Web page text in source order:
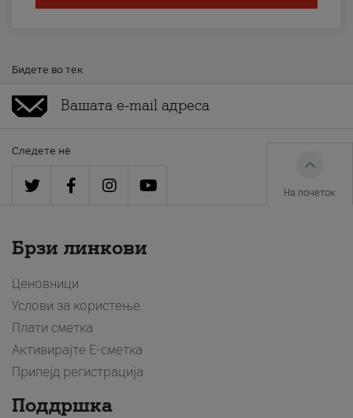
Бидете во тек
Следете нè
На почеток
Брзи линкови
Ценовници
Услови за користење
Плати сметка
Активирајте Е-сметка
Припејд регистрација
Поддршка